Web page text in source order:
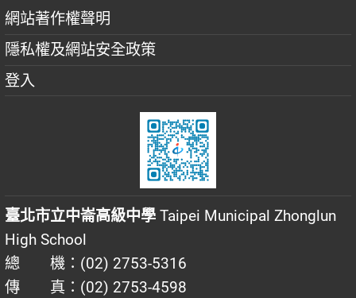
網站著作權聲明
隱私權及網站安全政策
登入
臺北市立中崙高級中學 Taipei Municipal Zhonglun
High School
總 機：(02) 2753-5316
傳 真：(02) 2753-4598